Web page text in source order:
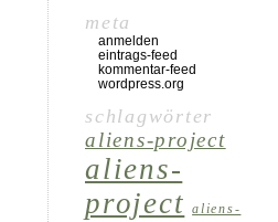
meta
anmelden
eintrags-feed
kommentar-feed
wordpress.org
schlagwörter
aliens-project
aliens-
project
aliens-